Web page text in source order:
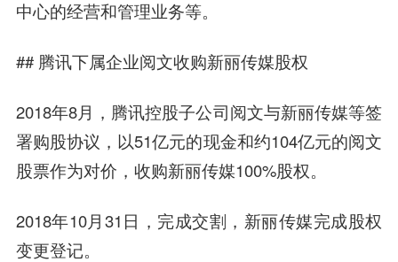
中心的经营和管理业务等。
## 腾讯下属企业阅文收购新丽传媒股权
2018年8月，腾讯控股子公司阅文与新丽传媒等签
署购股协议，以51亿元的现金和约104亿元的阅文
股票作为对价，收购新丽传媒100%股权。
2018年10月31日，完成交割，新丽传媒完成股权
变更登记。